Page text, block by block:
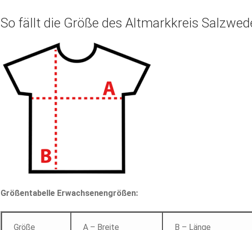
So fällt die Größe des Altmarkkreis
Größentabelle Erwachsenengrößen:
Größe A – Breite B – Länge